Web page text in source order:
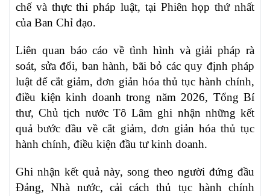
chế và thực thi pháp luật, tại Phiên họp thứ nhất
của Ban Chỉ đạo.
Liên quan báo cáo về tình hình và giải pháp rà
soát, sửa đổi, ban hành, bãi bỏ các quy định pháp
luật để cắt giảm, đơn giản hóa thủ tục hành chính,
điều kiện kinh doanh trong năm 2026, Tổng Bí
thư, Chủ tịch nước Tô Lâm ghi nhận những kết
quả bước đầu về cắt giảm, đơn giản hóa thủ tục
hành chính, điều kiện đầu tư kinh doanh.
Ghi nhận kết quả này, song theo người đứng đầu
Đảng, Nhà nước, cải cách thủ tục hành chính